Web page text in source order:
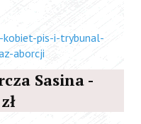
pis-i-trybunal-
aborcji
Sasina -